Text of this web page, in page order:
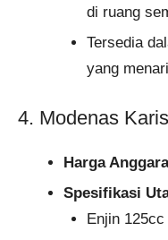
di ruang
Tersedia
yang
4. Modenas
Harga
Spesifikasi
Enjin 125cc